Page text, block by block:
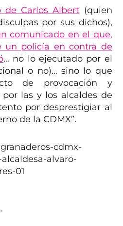
Carlos Albert (quien
por sus dichos),
comunicado en el que,
un policía en contra de
… no lo ejecutado por el
o no)… sino lo que
de provocación y
las y los alcaldes de
por desprestigiar al
de la CDMX”.